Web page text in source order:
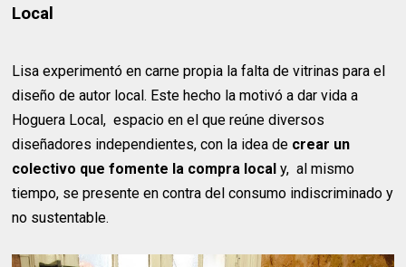
Local
Lisa experimentó en carne propia la falta de vitrinas para el
diseño de autor local. Este hecho la motivó a dar vida a
Hoguera Local, espacio en el que reúne diversos
diseñadores independientes, con la idea de crear un
colectivo que fomente la compra local y, al mismo
tiempo, se presente en contra del consumo indiscriminado y
no sustentable.